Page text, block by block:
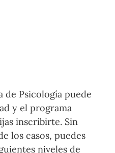
de Psicología puede
y el programa
inscribirte. Sin
los casos, puedes
niveles de